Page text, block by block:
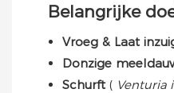
Belangrijke
Vroeg & Laat
Donzige
Schurft ( Venturia